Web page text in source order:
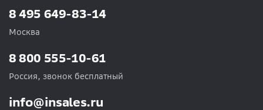
8 495 649-83-14
Москва
info@insales.ru
8 800 555-10-61
Россия, звонок бесплатный